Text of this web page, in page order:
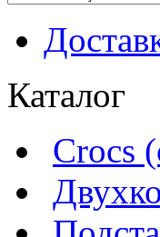
Каталог
Crocs